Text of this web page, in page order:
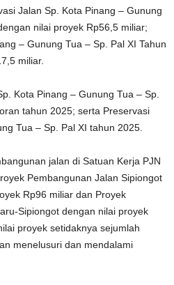
Jalan Sp. Kota Pinang – Gunung
nilai proyek Rp56,5 miliar;
– Gunung Tua – Sp. Pal XI Tahun
miliar.
Kota Pinang – Gunung Tua – Sp.
tahun 2025; serta Preservasi
Tua – Sp. Pal XI tahun 2025.
jalan di Satuan Kerja PJN
Pembangunan Jalan Sipiongot
Rp96 miliar dan Proyek
Sipiongot dengan nilai proyek
proyek setidaknya sejumlah
menelusuri dan mendalami